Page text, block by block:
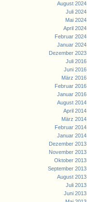
August 2024
Juli 2024
Mai 2024
April 2024
Februar 2024
Januar 2024
Dezember 2023
Juli 2016
Juni 2016
März 2016
Februar 2016
Januar 2016
August 2014
April 2014
März 2014
Februar 2014
Januar 2014
Dezember 2013
November 2013
Oktober 2013
September 2013
August 2013
Juli 2013
Juni 2013